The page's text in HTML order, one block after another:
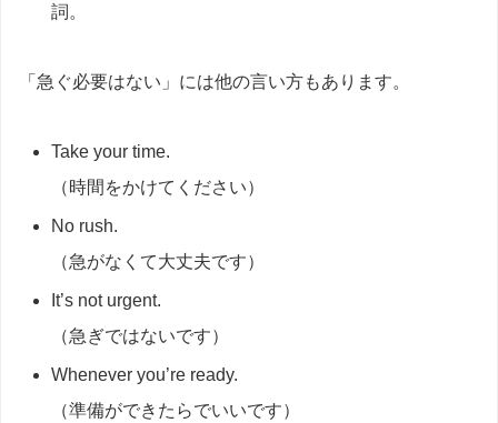
詞。
「急ぐ必要はない」には他の言い方もあります。
Take your time.
（時間をかけてください）
No rush.
（急がなくて大丈夫です）
It’s not urgent.
（急ぎではないです）
Whenever you’re ready.
（準備ができたらでいいです）